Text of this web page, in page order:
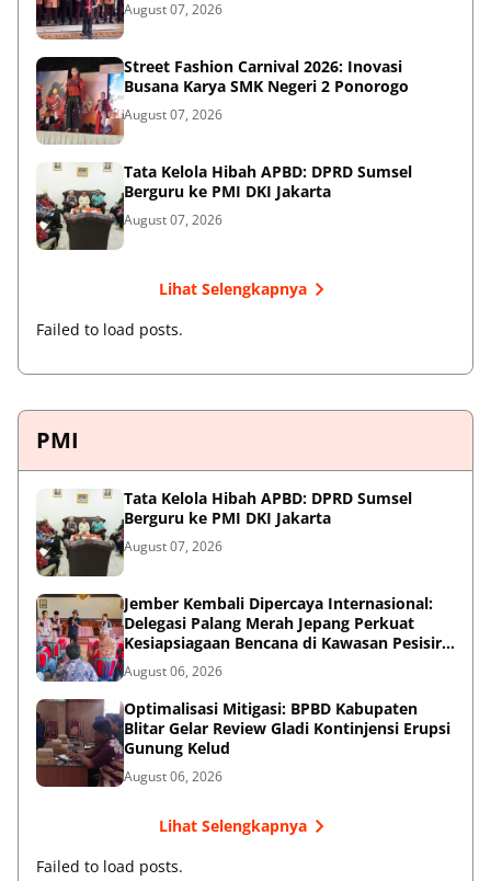
August 07, 2026
Street Fashion Carnival 2026: Inovasi
Busana Karya SMK Negeri 2 Ponorogo
August 07, 2026
Tata Kelola Hibah APBD: DPRD Sumsel
Berguru ke PMI DKI Jakarta
August 07, 2026
Lihat Selengkapnya
Failed to load posts.
PMI
Tata Kelola Hibah APBD: DPRD Sumsel
Berguru ke PMI DKI Jakarta
August 07, 2026
Jember Kembali Dipercaya Internasional:
Delegasi Palang Merah Jepang Perkuat
Kesiapsiagaan Bencana di Kawasan Pesisir
dan Sekolah
August 06, 2026
Optimalisasi Mitigasi: BPBD Kabupaten
Blitar Gelar Review Gladi Kontinjensi Erupsi
Gunung Kelud
August 06, 2026
Lihat Selengkapnya
Failed to load posts.